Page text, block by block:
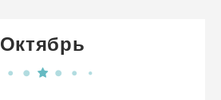
Октябрь